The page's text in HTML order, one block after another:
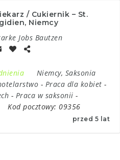
/ Cukiernik – St.
Niemcy
przed 5 lat
Jobs Bautzen
Niemcy, Saksonia
- Praca dla kobiet -
- Praca w saksonii -
Kod pocztowy:09356